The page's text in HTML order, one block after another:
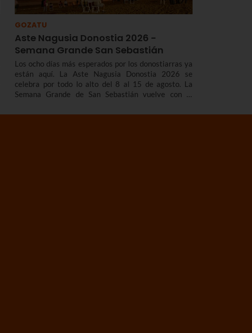
GOZATU
Aste Nagusia Donostia 2026 -
Semana Grande San Sebastián
Los ocho días más esperados por los donostiarras ya
están aquí. La Aste Nagusia Donostia 2026 se
celebra por todo lo alto del 8 al 15 de agosto. La
Semana Grande de San Sebastián vuelve con el
fiestas, los fuegos artificiales que tanto nos gustan,